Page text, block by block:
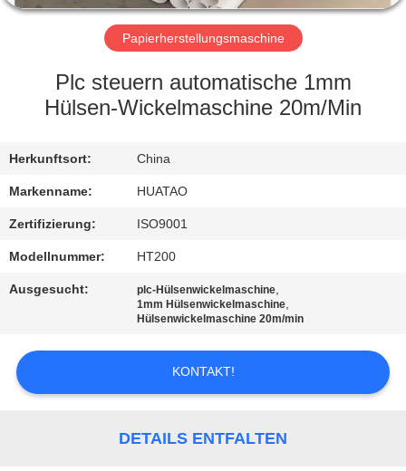
FABRIK-
AUSFLUG
QUALITÄTSKONTROLLE
TRETEN
SIE
MIT
UNS
IN
VERBINDUNG
NACHRICHTEN
Papierherstellungsmaschine
Plc steuern automatische 1mm
Hülsen-Wickelmaschine 20m/Min
Herkunftsort: China
Markenname: HUATAO
Zertifizierung: ISO9001
Modellnummer: HT200
Ausgesucht: plc-Hülsenwickelmaschine,
1mm Hülsenwickelmaschine,
Hülsenwickelmaschine 20m/min
KONTAKT!
DETAILS ENTFALTEN